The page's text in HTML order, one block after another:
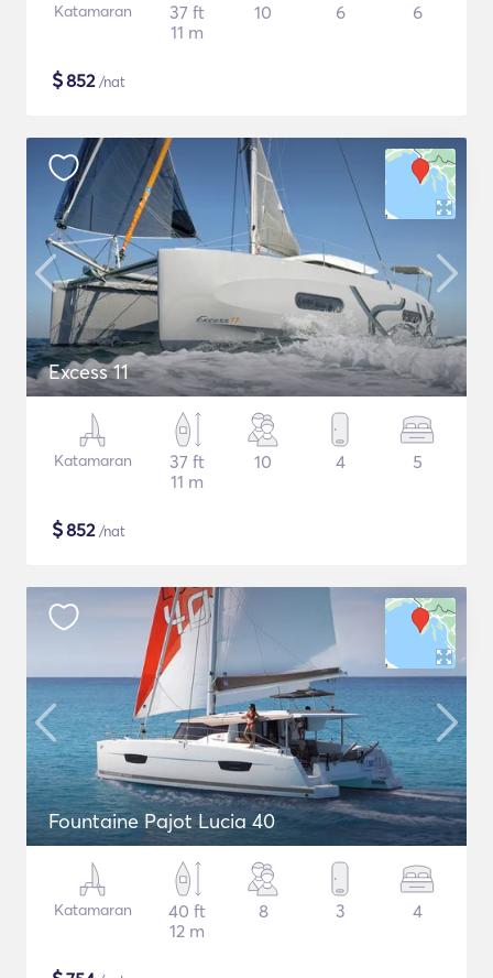
Katamaran
37 ft
11 m
10 6 6
$852/nat
Excess 11
Katamaran
37 ft
11 m
10 4 5
$852/nat
Fountaine Pajot Lucia 40
Katamaran
40 ft
12 m
8 3 4